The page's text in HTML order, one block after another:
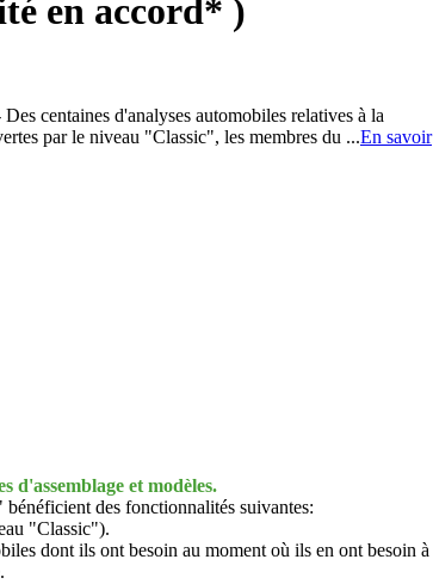
en accord* )
centaines d'analyses automobiles relatives à la
par le niveau "Classic", les membres du ...En savoir
d'assemblage et modèles.
des fonctionnalités suivantes:
"Classic").
dont ils ont besoin au moment où ils en ont besoin à